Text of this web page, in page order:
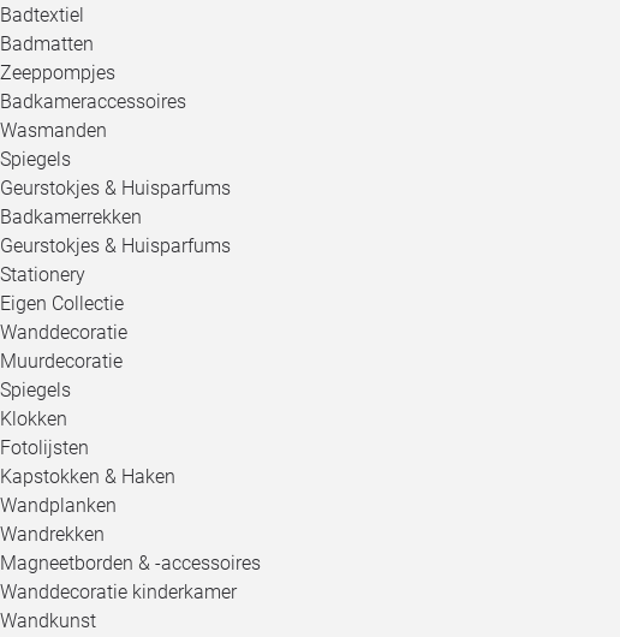
Badtextiel
Badmatten
Zeeppompjes
Badkameraccessoires
Wasmanden
Spiegels
Geurstokjes & Huisparfums
Badkamerrekken
Geurstokjes & Huisparfums
Stationery
Eigen Collectie
Wanddecoratie
Muurdecoratie
Spiegels
Klokken
Fotolijsten
Kapstokken & Haken
Wandplanken
Wandrekken
Magneetborden & -accessoires
Wanddecoratie kinderkamer
Wandkunst